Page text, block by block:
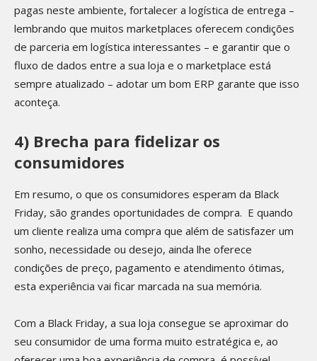
pagas neste ambiente, fortalecer a logística de entrega –
lembrando que muitos marketplaces oferecem condições
de parceria em logística interessantes – e garantir que o
fluxo de dados entre a sua loja e o marketplace está
sempre atualizado – adotar um bom ERP garante que isso
aconteça.
4) Brecha para fidelizar os
consumidores
Em resumo, o que os consumidores esperam da Black
Friday, são grandes oportunidades de compra. E quando
um cliente realiza uma compra que além de satisfazer um
sonho, necessidade ou desejo, ainda lhe oferece
condições de preço, pagamento e atendimento ótimas,
esta experiência vai ficar marcada na sua memória.
Com a Black Friday, a sua loja consegue se aproximar do
seu consumidor de uma forma muito estratégica e, ao